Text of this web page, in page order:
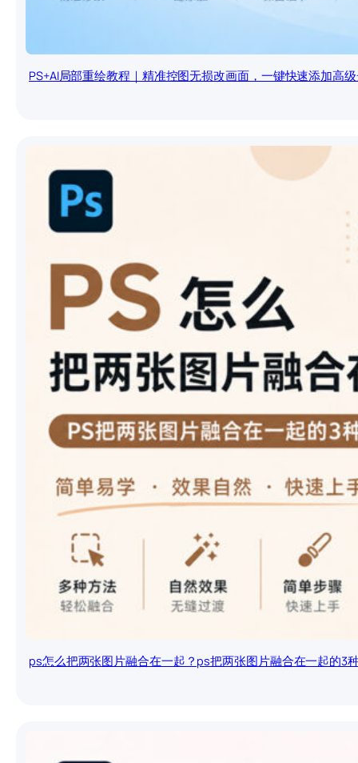
PS+AI局部重绘教程｜精准控图无损改画面，一键快速添加高
ps怎么把两张图片融合在一起？ps把两张图片融合在一起的3